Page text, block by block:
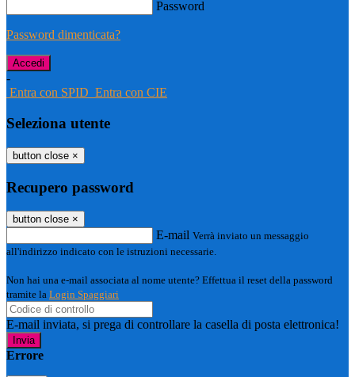
Password
Password dimenticata?
-
Entra con SPID Entra con CIE
Seleziona utente
button close ×
Recupero password
button close ×
E-mail Verrà inviato un messaggio
all'indirizzo indicato con le istruzioni necessarie.
Non hai una e-mail associata al nome utente? Effettua il reset della password
tramite la Login Spaggiari
E-mail inviata, si prega di controllare la casella di posta elettronica!
Errore